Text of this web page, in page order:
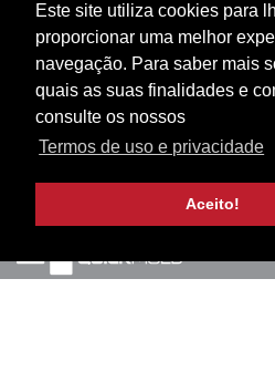
Este site utiliza cookies para
proporcionar uma melhor
navegação. Para saber mais
quais as suas finalidades e
consulte os nossos
Termos de uso e privacidade
Aceito!